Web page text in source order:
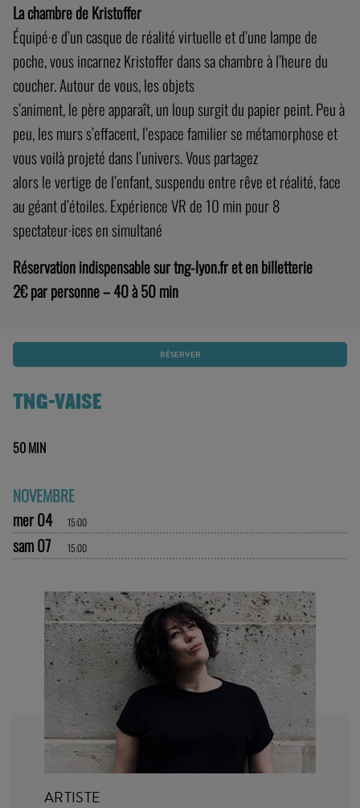
La chambre de Kristoffer
Équipé·e d’un casque de réalité virtuelle et d’une lampe de
poche, vous incarnez Kristoffer dans sa chambre à l’heure du
coucher. Autour de vous, les objets
s’animent, le père apparaît, un loup surgit du papier peint. Peu à
peu, les murs s’effacent, l’espace familier se métamorphose et
vous voilà projeté dans l’univers. Vous partagez
alors le vertige de l’enfant, suspendu entre rêve et réalité, face
au géant d’étoiles. Expérience VR de 10 min pour 8
spectateur·ices en simultané
Réservation indispensable sur tng-lyon.fr et en billetterie
2€ par personne – 40 à 50 min
RÉSERVER
TNG-VAISE
50 MIN
NOVEMBRE
mer 04
15:00
sam 07 15:00
ARTISTE